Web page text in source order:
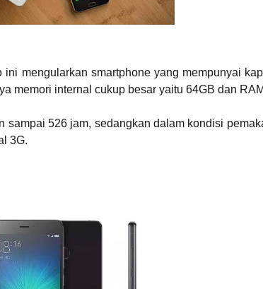
mengularkan smartphone yang mempunyai
memori internal cukup besar yaitu 64GB dan
526 jam, sedangkan dalam kondisi
3G.